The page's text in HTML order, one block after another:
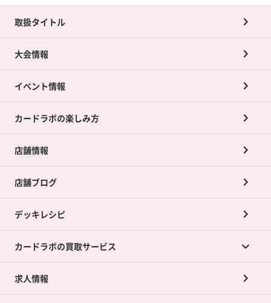
取扱タイトル
大会情報
イベント情報
カードラボの楽しみ方
店舗情報
店舗ブログ
デッキレシピ
カードラボの買取サービス
カードラボの買取サービスTOP
求人情報